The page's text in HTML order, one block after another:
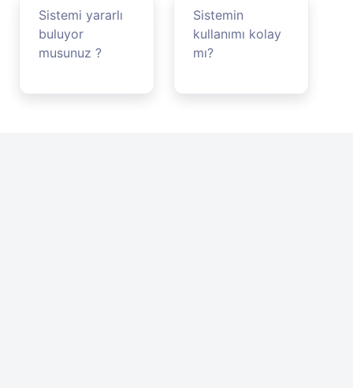
Sistemi yararlı
buluyor
musunuz ?
Sistemin
kullanımı kolay
mı?